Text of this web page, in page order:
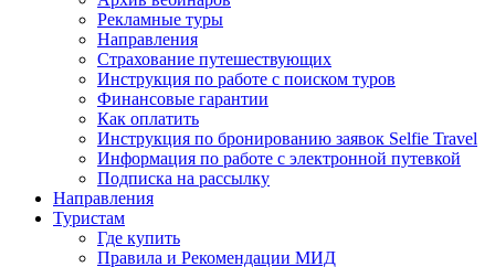
Рекламные туры
Направления
Страхование путешествующих
Инструкция по работе с поиском туров
Финансовые гарантии
Как оплатить
Инструкция по бронированию заявок Selfie Travel
Информация по работе с электронной путевкой
Подписка на рассылку
Направления
Туристам
Где купить
Правила и Рекомендации МИД